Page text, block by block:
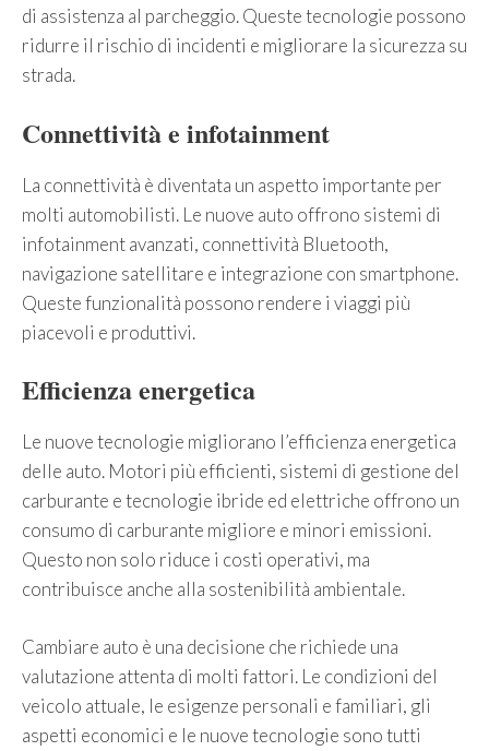
di assistenza al parcheggio. Queste tecnologie possono
ridurre il rischio di incidenti e migliorare la sicurezza su
strada.
Connettività e infotainment
La connettività è diventata un aspetto importante per
molti automobilisti. Le nuove auto offrono sistemi di
infotainment avanzati, connettività Bluetooth,
navigazione satellitare e integrazione con smartphone.
Queste funzionalità possono rendere i viaggi più
piacevoli e produttivi.
Efficienza energetica
Le nuove tecnologie migliorano l’efficienza energetica
delle auto. Motori più efficienti, sistemi di gestione del
carburante e tecnologie ibride ed elettriche offrono un
consumo di carburante migliore e minori emissioni.
Questo non solo riduce i costi operativi, ma
contribuisce anche alla sostenibilità ambientale.
Cambiare auto è una decisione che richiede una
valutazione attenta di molti fattori. Le condizioni del
veicolo attuale, le esigenze personali e familiari, gli
aspetti economici e le nuove tecnologie sono tutti